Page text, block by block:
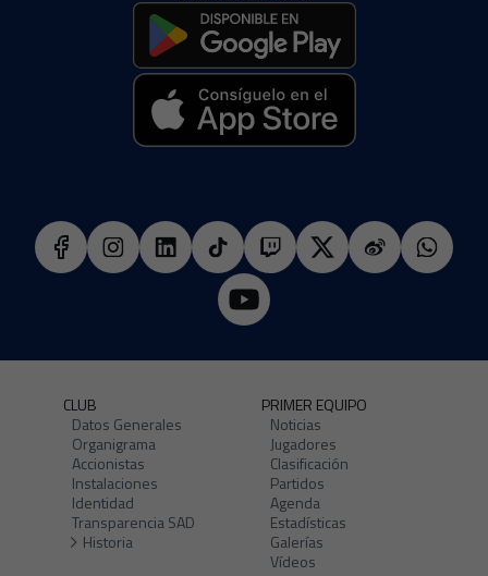
CLUB
Datos Generales
Organigrama
Accionistas
Instalaciones
Identidad
Transparencia SAD
Historia
PRIMER EQUIPO
Noticias
Jugadores
Clasificación
Partidos
Agenda
Estadísticas
Galerías
Vídeos